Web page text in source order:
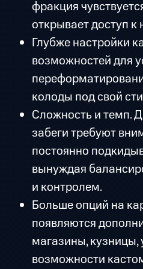
фракция
открывает доступ
Глубже настройки
возможностей для
колоды под свой
Сложность и темп.
забеги требуют
постоянно
вынуждая
и контролем.
Больше опций на
появляются
магазины, кузницы,
возможности